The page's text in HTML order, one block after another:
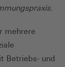
mehrere
Betriebs- und